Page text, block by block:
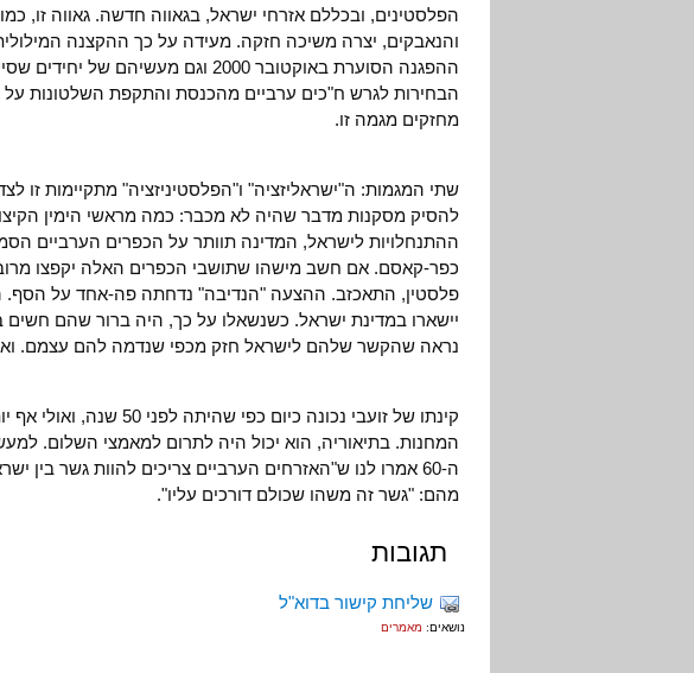
הפלסטינים, ובכללם אזרחי ישראל, בגאווה חדשה. גאווה זו,
והנאבקים, יצרה משיכה חזקה. מעידה על כך ההקצנה
ההפגנה הסוערת באוקטובר 2000 וגם
הבחירות לגרש ח"כים ערביים מהכנסת והתקפת השלטונות
מחזקים מגמה זו.
שתי המגמות: ה"ישראליזציה" ו"הפלסטיניזציה" מתקיימות זו
להסיק מסקנות מדבר שהיה לא מכבר: כמה מראשי הימין
ההתנחלויות לישראל, המדינה תוותר על הכפרים הערביים
כפר-קאסם. אם חשב מישהו שתושבי הכפרים האלה יקפצו
פלסטין, התאכזב. ההצעה "הנדיבה" נדחתה פה-אחד על הסף.
יישארו במדינת ישראל. כשנשאלו על כך, היה ברור שהם
נראה שהקשר שלהם לישראל חזק מכפי שנדמה להם עצמם.
קינתו של זועבי נכונה כיום
המחנות. בתיאוריה, הוא יכול היה לתרום למאמצי השלום.
ה-60 אמרו לנו ש"האזרחים הערביים צריכים להוות גשר בין
מהם: "גשר זה משהו שכולם דורכים עליו".
תגובות
שליחת קישור בדוא"ל
נושאים: מאמרים